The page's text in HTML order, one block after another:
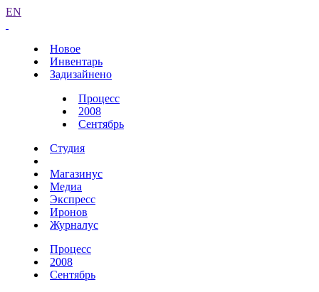
EN
Новое
Инвентарь
Задизайнено
Процесс
2008
Сентябрь
Студия
Магазинус
Медиа
Экспресс
Иронов
Журналус
Процесс
2008
Сентябрь